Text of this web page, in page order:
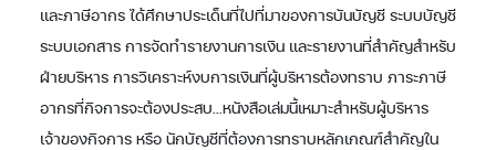
และภาษีอากร ได้ศึกษาประเด็นที่ไปที่มาของการบันบัญชี ระบบบัญชี
ระบบเอกสาร การจัดทำรายงานการเงิน และรายงานที่สำคัญสำหรับ
ฝ่ายบริหาร การวิเคราะห์งบการเงินที่ผู้บริหารต้องทราบ ภาระภาษี
อากรที่กิจการจะต้องประสบ...หนังสือเล่มนี้เหมาะสำหรับผู้บริหาร
เจ้าของกิจการ หรือ นักบัญชีที่ต้องการทราบหลักเกณฑ์สำคัญใน